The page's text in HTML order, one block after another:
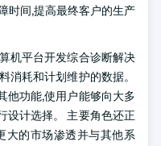
时间,提高最终客户的生产
机平台开发综合诊断解决
消耗和计划维护的数据。
他功能,使用户能够向大多
设计选择。 主要角色还正
大的市场渗透并与其他系